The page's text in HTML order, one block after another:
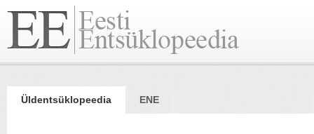
Üldentsüklopeedia ENE